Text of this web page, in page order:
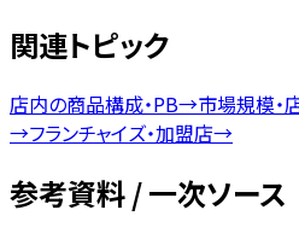
関連トピック
店内の商品構成・PB→市場規模・
→フランチャイズ・加盟店→
参考資料 / 一次ソース